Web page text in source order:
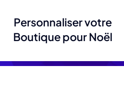
Personnaliser votre
Boutique pour Noël